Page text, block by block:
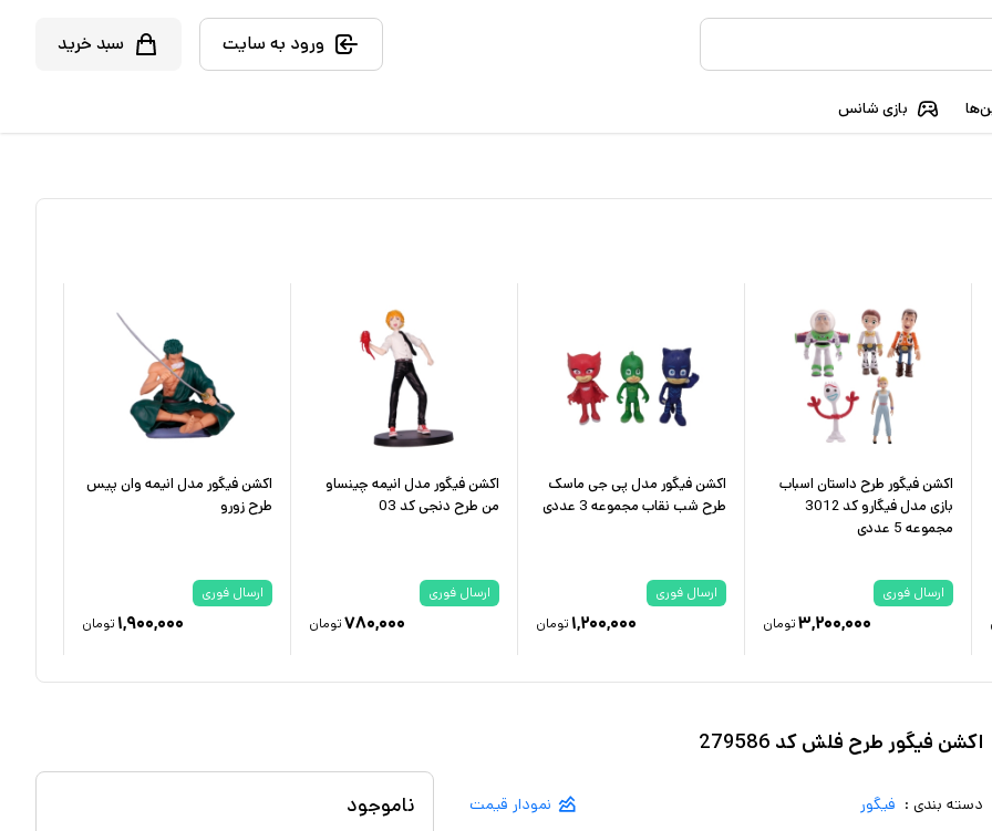
ورود به سایت سبد خرید
بازی شانس
اکشن فیگور طرح داستان اسباب
بازی مدل فیگارو کد 3012
مجموعه 5 عددی
ارسال فوری
۳,۲۰۰,۰۰۰تومان
اکشن فیگور مدل پی جی ماسک
طرح شب نقاب مجموعه 3 عددی
ارسال فوری
۱,۲۰۰,۰۰۰ تومان
اکشن فیگور مدل انیمه چینساو
من طرح دنجی کد 03
ارسال فوری
۷۸۰,۰۰۰تومان
اکشن فیگور مدل انیمه وان پیس
طرح زورو
ارسال فوری
۱,۹۰۰,۰۰۰ تومان
اکشن فیگور طرح فلش کد 279586
دسته بندی : فیگور نمودار قیمت ناموجود